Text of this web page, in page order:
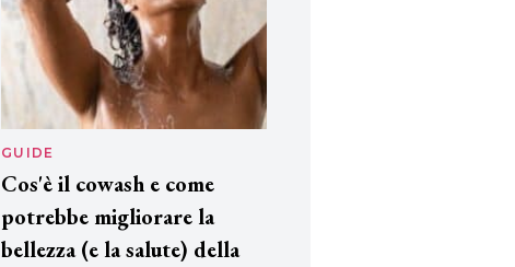
GUIDE
Cos'è il cowash e come
potrebbe migliorare la
bellezza (e la salute) della